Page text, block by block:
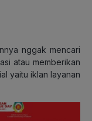
nggak mencari
atau memberikan
yaitu iklan layanan